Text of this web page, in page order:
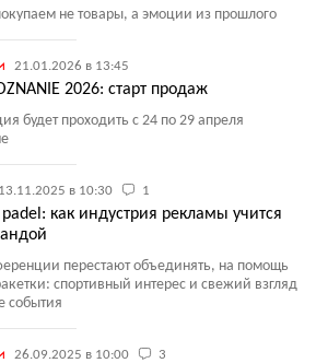
не товары, а эмоции из прошлого
21.01.2026 в 13:45
2026: старт продаж
будет проходить с 24 по 29 апреля
13.11.2025 в 10:30 1
как индустрия рекламы учится
перестают объединять, на помощь
спортивный интерес и свежий взгляд
события
26.09.2025 в 10:00 3